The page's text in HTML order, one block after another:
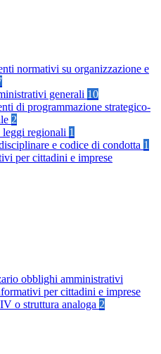
normativi su organizzazione e
generali 10
di programmazione strategico-
2
leggi regionali 1
e codice di condotta 1
per cittadini e imprese
obblighi amministrativi
per cittadini e imprese
o struttura analoga 2